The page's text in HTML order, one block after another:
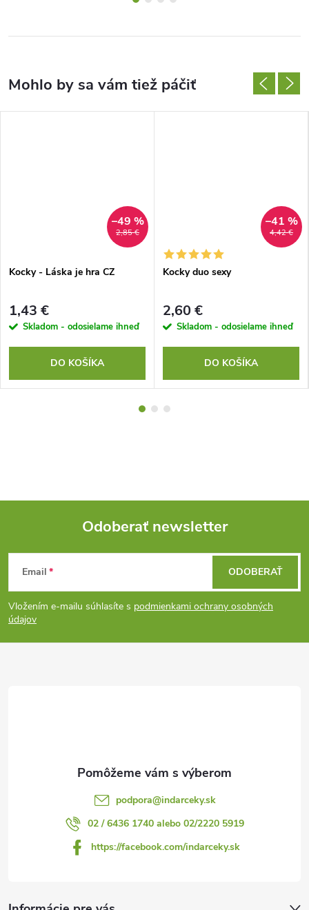
2,85 €
–49 %
Kocky - Láska je hra CZ
1,43 €
Skladom - odosielame ihneď
DO KOŠÍKA
4,42 €
–41 %
Kocky duo sexy
2,60 €
Skladom - odosielame ihneď
DO KOŠÍKA
Z
á
p
Odoberať newsletter
Email
Vložením e-mailu súhlasíte s podmienkami ochrany osobných
údajov
ODOBERAŤ
podpora@indarceky.sk
02 / 6436 1740 alebo 02/2220 5919
https://facebook.com/indarceky.sk